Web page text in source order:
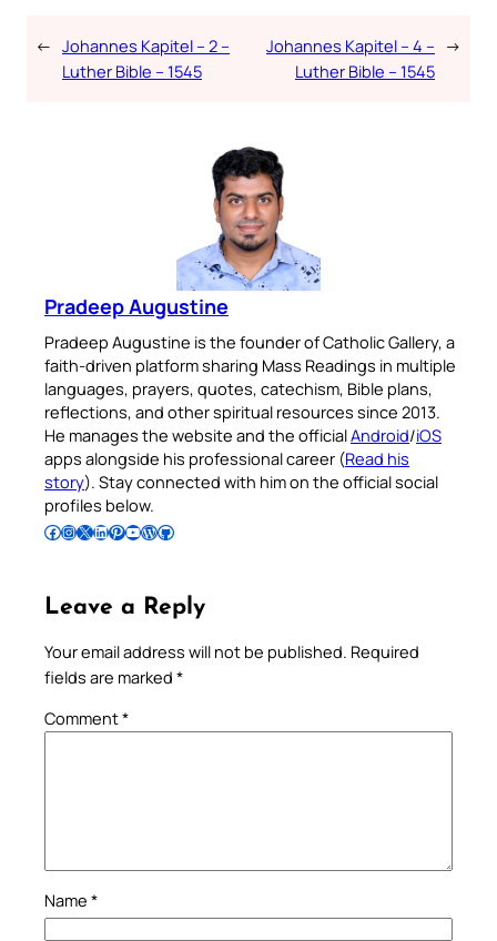
← Johannes Kapitel – 2 –
Luther Bible – 1545
Johannes Kapitel – 4 –
Luther Bible – 1545
→
Pradeep Augustine
Pradeep Augustine is the founder of Catholic Gallery, a
faith-driven platform sharing Mass Readings in multiple
languages, prayers, quotes, catechism, Bible plans,
reflections, and other spiritual resources since 2013.
He manages the website and the officialAndroid/iOS
apps alongside his professional career (Read his
story). Stay connected with him on the official social
profiles below.
Follow Pradeep on Facebook Follow Pradeep on InstagramFollow Pradeep on X Follow Pradeep on LinkedIn Follow Pradeep on Pinterest Subscribe to Pradeep’s Youtube Channel Follow Pradeep on WordPress Follow Pradeep on GitHub
Leave a Reply
Your email address will not be published. Required
fields are marked *
Comment*
Name *